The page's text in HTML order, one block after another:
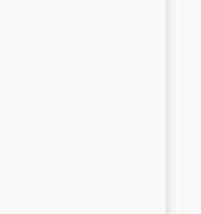
津波被災者支援
生活再建支援